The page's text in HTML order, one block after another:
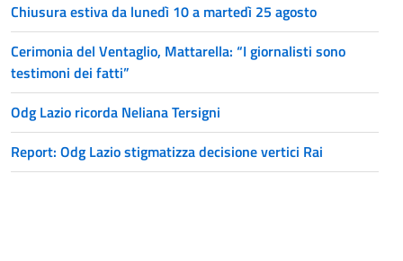
Chiusura estiva da lunedì 10 a martedì 25 agosto
Cerimonia del Ventaglio, Mattarella: “I giornalisti sono
testimoni dei fatti”
Odg Lazio ricorda Neliana Tersigni
Report: Odg Lazio stigmatizza decisione vertici Rai